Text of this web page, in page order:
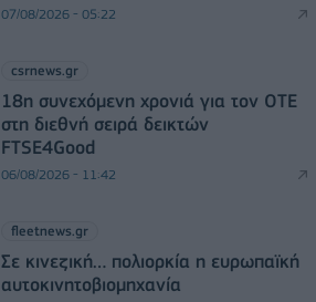
07/08/2026 - 05:22
csrnews.gr
18η συνεχόμενη χρονιά για τον ΟΤΕ
στη διεθνή σειρά δεικτών
FTSE4Good
06/08/2026 - 11:42
fleetnews.gr
Σε κινεζική… πολιορκία η ευρωπαϊκή
αυτοκινητοβιομηχανία